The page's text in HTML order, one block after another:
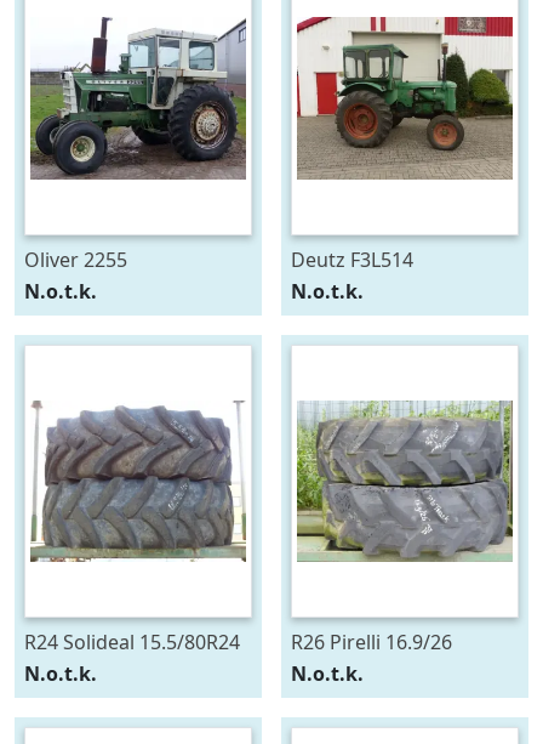
Oliver 2255
N.o.t.k.
Deutz F3L514
N.o.t.k.
R24 Solideal 15.5/80R24
N.o.t.k.
R26 Pirelli 16.9/26
N.o.t.k.